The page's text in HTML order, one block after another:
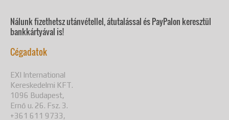
Nálunk fizethetsz utánvétellel, átutalással és PayPalon keresztül
bankkártyával is!
Cégadatok
EXI International
Kereskedelmi KFT.
1096 Budapest,
Ernő u. 26. Fsz. 3.
+361 611 9733,